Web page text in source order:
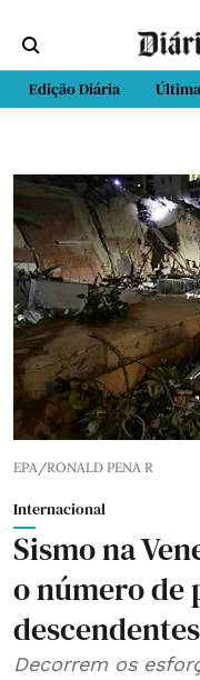
Edição Diária
EPA/RONALD PENA R
Internacional
Sismo na
o número de
Decorrem os